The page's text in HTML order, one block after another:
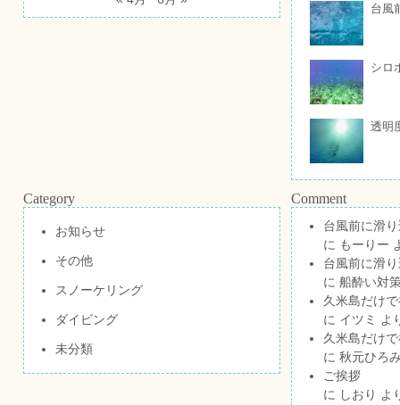
台風
シロ
透明
Category
お知らせ
その他
スノーケリング
ダイビング
未分類
Comment
台風前に滑
に もーりー
台風前に滑
に 船酔い対
久米島だけ
に イツミ
よ
久米島だけ
に 秋元ひろ
ご挨拶
に しおり よ